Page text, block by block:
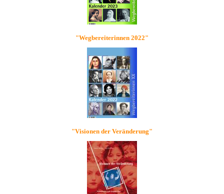
"Wegbereiterinnen 2022"
"Visionen der Veränderung"